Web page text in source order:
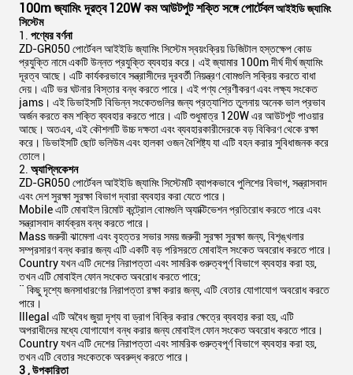
100m জ্যামিং দূরত্ব 120W কম আউটপুট শক্তি সঙ্গেপোর্টেবলআইইডি জ্যামিং
সিস্টেম
পণ্যের বর্ণনা
ZD-GR050 পোর্টেবল আইইডি জ্যামিং সিস্টেম স্বয়ংক্রিয় ডিজিটাল হস্তক্ষেপ কোড
প্রযুক্তি নামে একটি উন্নত প্রযুক্তি ব্যবহার করে। এই জ্যামার 100m দীর্ঘ দীর্ঘ জ্যামিং
দূরত্ব আছে। এটি কার্যকরভাবে সন্ত্রাসীদের দূরবর্তী নিয়ন্ত্রণ বোমগুলি সক্রিয় করতে বাধা
দেয়। এটি ভর ঘটনার বিস্তার বন্ধ করতে পারে। এই পণ্য শ্রেণীকরণ এবং লক্ষ্য সংকেত
jams। এই ডিভাইসটি বিভিন্ন সংকেতগুলির জন্য প্রত্যাশিত তুলনায় অনেক ভাল প্রভাব
অর্জন করতে কম শক্তি ব্যবহার করতে পারে। এটি শুধুমাত্র 120W এর আউটপুট পাওয়ার
আছে। অতএব, এই কৌশলটি উচ্চ দক্ষতা এবং ব্যবহারকারীদেরকে বড় বিকিরণ থেকে রক্ষা
করে। ডিভাইসটি ছোট ভলিউম এবং হালকা ওজন বৈশিষ্ট্য যা এটি বহন করার সুবিধাজনক করে
তোলে।
2. অ্যাপ্লিকেশন
ZD-GR050 পোর্টেবল আইইডি জ্যামিং সিস্টেমটি ব্যাপকভাবে পুলিশের বিভাগ, সন্ত্রাসবাদ
এবং দেশ সুরক্ষা সুরক্ষা বিভাগ দ্বারা ব্যবহার করা যেতে পারে।
Mobile এটি মোবাইল রিমোট কন্ট্রোল বোমগুলি অ্যাক্টিভেশন প্রতিরোধ করতে পারে এবং
সন্ত্রাসবাদ কার্যক্রম বন্ধ করতে পারে।
Mass জরুরী ঝামেলা এবং বৃহত্তর সভার সময় জরুরী সুরক্ষা সুরক্ষা জন্য, বিশৃঙ্খলার
সম্প্রসারণ বন্ধ করার জন্য এটি একটি বড় পরিসরতে মোবাইল সংকেত অবরোধ করতে পারে।
Country যখন এটি দেশের নিরাপত্তা এবং সামরিক গুরুত্বপূর্ণ বিভাগে ব্যবহার করা হয়,
তখন এটি মোবাইল ফোন সংকেত অবরোধ করতে পারে;
¨ কিছু দৃশ্যে জনসাধারণের নিরাপত্তা রক্ষা করার জন্য, এটি বেতার যোগাযোগ অবরোধ করতে
পারে।
Illegal এটি অবৈধ জুয়া দৃশ্য বা ড্রাগ বিক্রি করার ক্ষেত্রে ব্যবহার করা হয়, এটি
অপরাধীদের মধ্যে যোগাযোগ বন্ধ করার জন্য মোবাইল ফোন সংকেত অবরোধ করতে পারে।
Country যখন এটি দেশের নিরাপত্তা এবং সামরিক গুরুত্বপূর্ণ বিভাগে ব্যবহার করা হয়,
তখন এটি বেতার সংকেতকে অবরুদ্ধ করতে পারে।
3, উপকারিতা